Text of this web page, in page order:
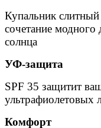
Купальник
сочетание
солнца
УФ-защита
SPF 35 защитит
ультрафиолетовых
Комфорт